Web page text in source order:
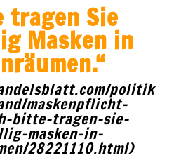
tragen Sie
Masken in
politik
maskenpflicht-
bitte-tragen-sie-
masken-in-
28221110.html)